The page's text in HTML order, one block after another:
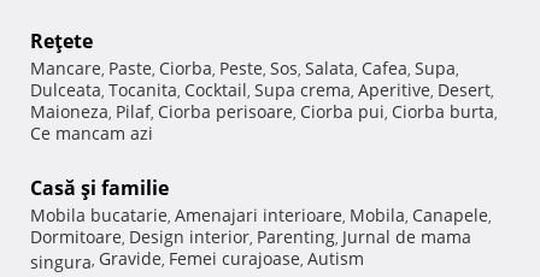
Reţete
Mancare, Paste, Ciorba, Peste, Sos, Salata, Cafea, Supa,
Dulceata, Tocanita, Cocktail, Supa crema, Aperitive, Desert,
Maioneza, Pilaf, Ciorba perisoare, Ciorba pui, Ciorba burta,
Ce mancam azi
Casă şi familie
Mobila bucatarie, Amenajari interioare, Mobila, Canapele,
Dormitoare, Design interior, Parenting, Jurnal de mama
singura, Gravide, Femei curajoase, Autism